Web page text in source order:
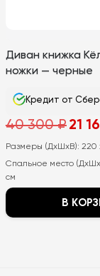
Диван книжка
ножки — черные
Кредит от
40 300₽ цена
40
300
₽.
21
Размеры (ДхШхВ): 220
Спальное место
см
В